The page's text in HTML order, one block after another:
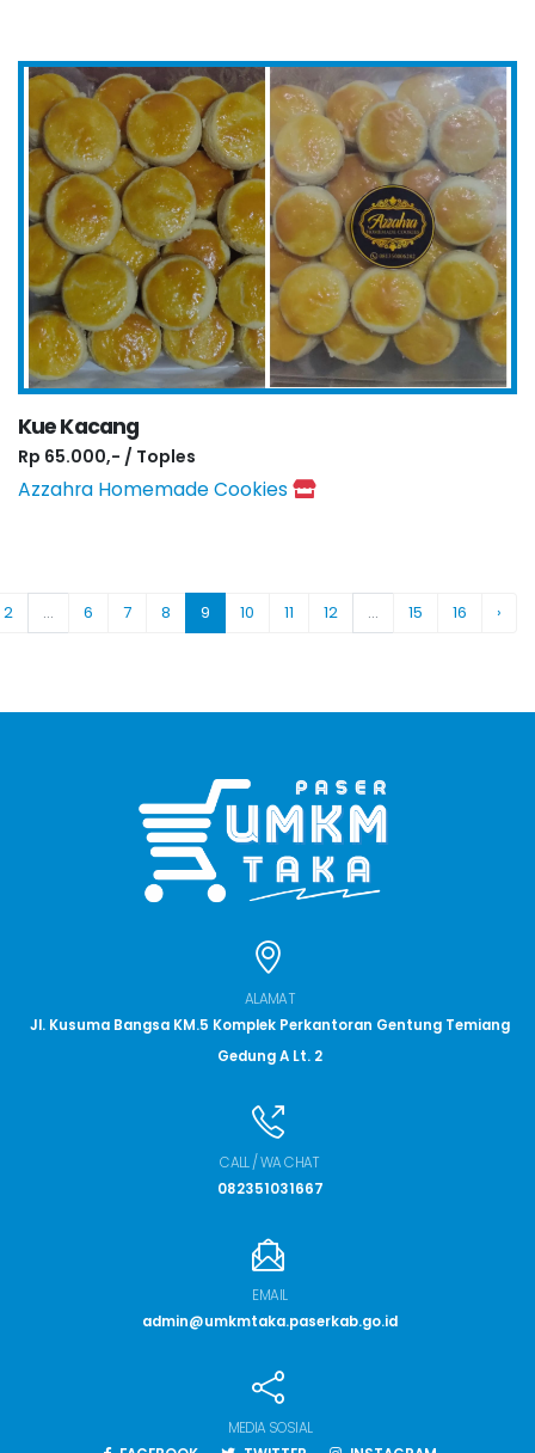
Kue Kacang
Rp 65.000,- / Toples
Azzahra Homemade Cookies
2 ... 6 7 8 9 10 11 12 ... 15 16 ›
ALAMAT
Jl. Kusuma Bangsa KM.5 Komplek Perkantoran Gentung Temiang
Gedung A Lt. 2
CALL / WA CHAT
082351031667
EMAIL
admin@umkmtaka.paserkab.go.id
MEDIA SOSIAL